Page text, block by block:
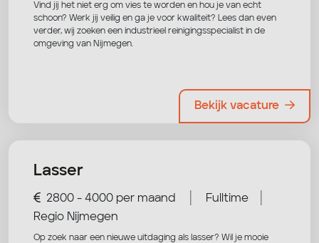
Vind jij het niet erg om vies te worden en hou je van echt
schoon? Werk jij veilig en ga je voor kwaliteit? Lees dan even
verder, wij zoeken een industrieel reinigingsspecialist in de
omgeving van Nijmegen.
Bekijk vacature
Lasser
2800 - 4000 per maand Fulltime
Regio Nijmegen
Op zoek naar een nieuwe uitdaging als lasser? Wil je mooie